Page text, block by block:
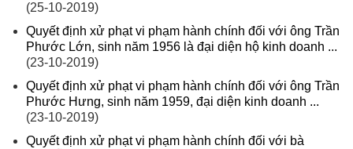
(25-10-2019)
Quyết định xử phạt vi phạm hành chính đối với ông Trần
Phước Lớn, sinh năm 1956 là đại diện hộ kinh doanh ...
(23-10-2019)
Quyết định xử phạt vi phạm hành chính đối với ông Trần
Phước Hưng, sinh năm 1959, đại diện kinh doanh ...
(23-10-2019)
Quyết định xử phạt vi phạm hành chính đối với bà